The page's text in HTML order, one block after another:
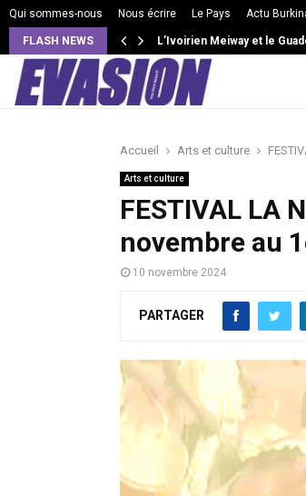
Qui sommes-nous Nous écrire Le Pays Actu
FLASH NEWS VIE DE COUPLE: Intensité,
Accueil Arts et culture
Arts et culture
FESTIVAL LA
novembre au
10 novembre 2024
PARTAGER